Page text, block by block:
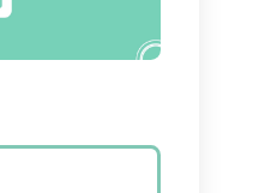
2026